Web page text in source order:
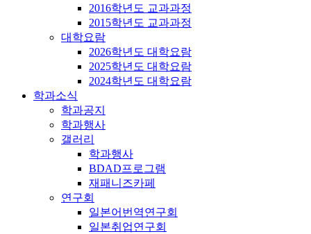
2016학년도 교과과정
2015학년도 교과과정
대학요람
2026학년도 대학요람
2025학년도 대학요람
2024학년도 대학요람
학과소식
학과공지
학과행사
갤러리
학과행사
BDAD프로그램
재패니즈카페
연구회
일본어번역연구회
일본취업연구회